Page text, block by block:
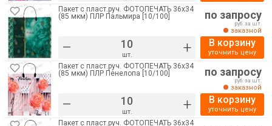
Пакет с пласт.руч. ФОТОПЕЧАТЬ 36х34
(85 мкм) ПЛР Пальмира [10/100]
– шт. +
по запросу
руб. за шт.
заказной
В корзину
уточнить цену
Пакет с пласт.руч. ФОТОПЕЧАТЬ 36х34
(85 мкм) ПЛР Пенелопа [10/100]
– шт. +
по запросу
руб. за шт.
заказной
В корзину
уточнить цену
Пакет с пласт.руч. ФОТОПЕЧАТЬ 36х34